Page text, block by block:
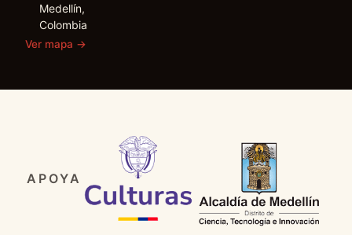
Medellín,
Colombia
Ver mapa →
APOYA